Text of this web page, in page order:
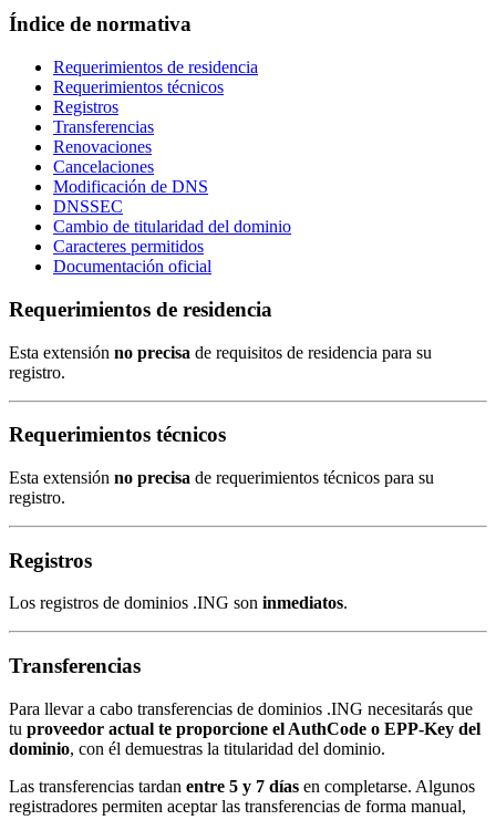
Índice de normativa
Requerimientos de residencia
Requerimientos técnicos
Registros
Transferencias
Renovaciones
Cancelaciones
Modificación de DNS
DNSSEC
Cambio de titularidad del dominio
Caracteres permitidos
Documentación oficial
Requerimientos de residencia
Esta extensión no precisa de requisitos de residencia para su
registro.
Requerimientos técnicos
Esta extensión no precisa de requerimientos técnicos para su
registro.
Registros
Los registros de dominios .ING son inmediatos.
Transferencias
Para llevar a cabo transferencias de dominios .ING necesitarás que
tu proveedor actual te proporcione el AuthCode o EPP-Key del
dominio, con él demuestras la titularidad del dominio.
Las transferencias tardan entre 5 y 7 días en completarse. Algunos
registradores permiten aceptar las transferencias de forma manual,